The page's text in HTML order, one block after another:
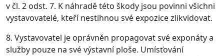
v čl. 2 odst. 7. K náhradě této škody jsou povinni všichni
vystavovatelé, kteří nestihnou své expozice zlikvidovat.
8. Vystavovatel je oprávněn propagovat své exponáty a
služby pouze na své výstavní ploše. Umísťování